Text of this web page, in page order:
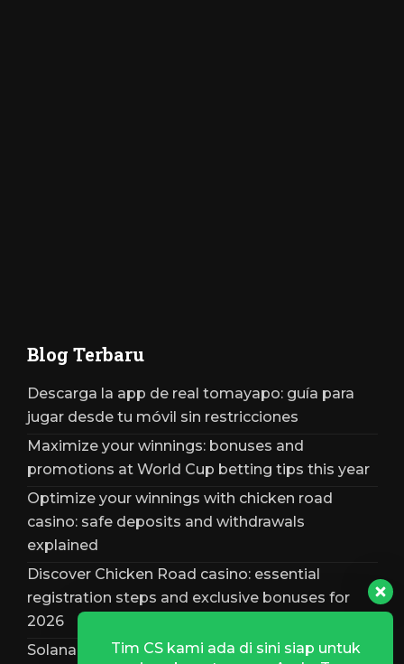
Blog Terbaru
Descarga la app de real tomayapo: guía para
jugar desde tu móvil sin restricciones
Maximize your winnings: bonuses and
promotions at World Cup betting tips this year
Optimize your winnings with chicken road
casino: safe deposits and withdrawals
explained
Discover Chicken Road casino: essential
registration steps and exclusive bonuses for
2026
Solana bônus – análise completa, requisitos e
Tim CS kami ada di sini siap untuk